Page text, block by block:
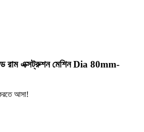
রাম এক্সট্রুশন মেশিন Dia 80mm-
আসা!